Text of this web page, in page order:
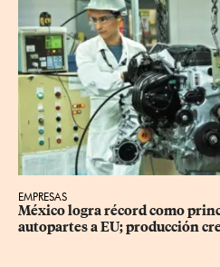
EMPRESAS
México logra récord como
autopartes a EU; producción